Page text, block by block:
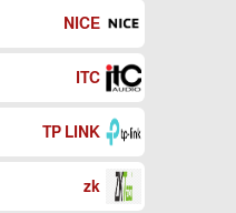
NICE
ITC
TP LINK
zk